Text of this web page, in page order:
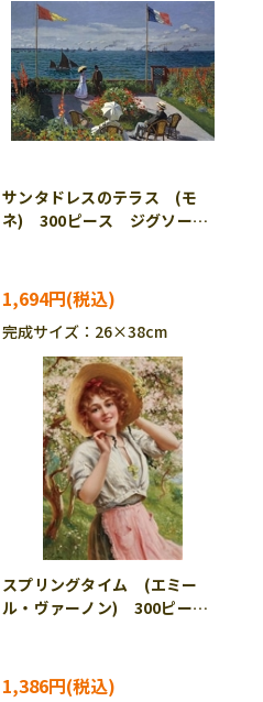
サンタドレスのテラス (モ
ネ) 300ピース ジグソーパ
1,694円
完成サイズ：26×38cm
スプリングタイム (エミー
ル・ヴァーノン) 300ピー
1,386円